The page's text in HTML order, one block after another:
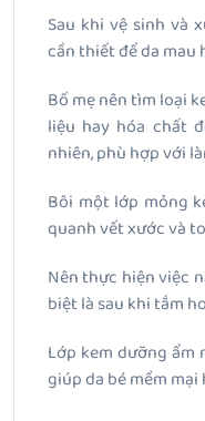
Sau khi vệ sinh và
cần thiết để da mau
Bố mẹ nên tìm loại
liệu hay hóa chất
nhiên, phù hợp với
Bôi một lớp mỏng
quanh vết xước và
Nên thực hiện việc
biệt là sau khi tắm
Lớp kem dưỡng ẩm
giúp da bé mềm